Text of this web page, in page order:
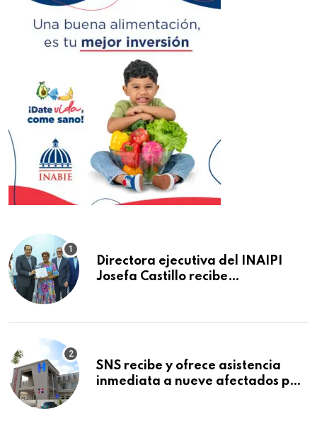
Directora ejecutiva del INAIPI
Josefa Castillo recibe
SNS recibe y ofrece asistencia
inmediata a nueve afectados por